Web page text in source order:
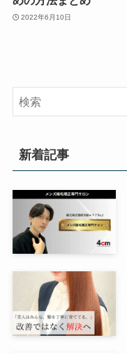
2022年6月10日
新着記事